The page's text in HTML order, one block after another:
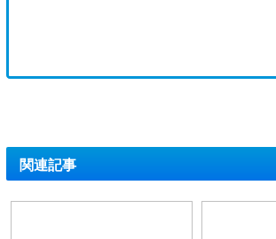
関連記事